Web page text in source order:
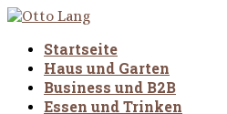
Startseite
Haus und Garten
Business und B2B
Essen und Trinken